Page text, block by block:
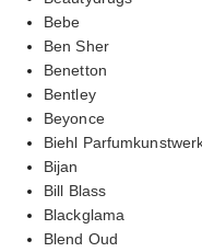
Bebe
Ben Sher
Benetton
Bentley
Beyonce
Biehl
Bijan
Bill Blass
Blackglama
Blend Oud